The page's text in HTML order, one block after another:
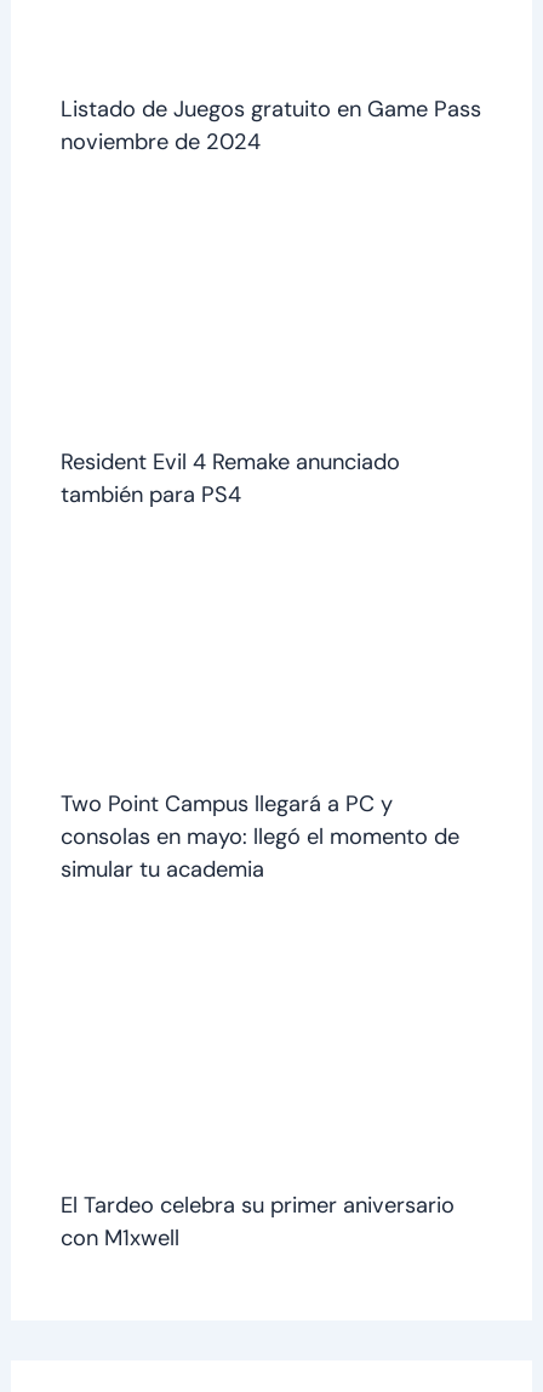
Listado de Juegos gratuito en Game Pass
noviembre de 2024
Resident Evil 4 Remake anunciado
también para PS4
Two Point Campus llegará a PC y
consolas en mayo: llegó el momento de
simular tu academia
El Tardeo celebra su primer aniversario
con M1xwell